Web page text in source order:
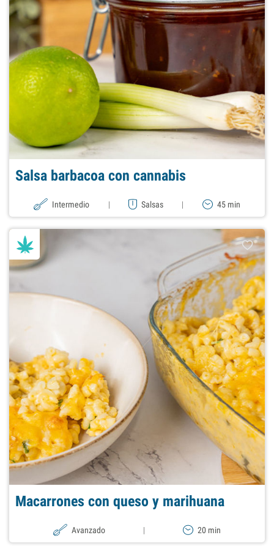
Salsa barbacoa con cannabis
Intermedio | Salsas | 45 min
Macarrones con queso y marihuana
Avanzado | 20 min